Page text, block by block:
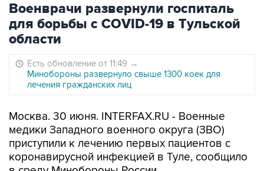
Военврачи развернули госпиталь
для борьбы с COVID-19 в Тульской
области
Есть обновление от 11:49 →
Минобороны развернуло свыше 1300 коек для
лечения гражданских лиц
Москва. 30 июня. INTERFAX.RU - Военные
медики Западного военного округа (ЗВО)
приступили к лечению первых пациентов с
коронавирусной инфекцией в Туле, сообщило